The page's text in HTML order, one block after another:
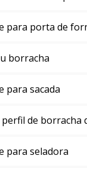
esponjosa
para vedação
para acabamento
tipo h
em u
de alumínio